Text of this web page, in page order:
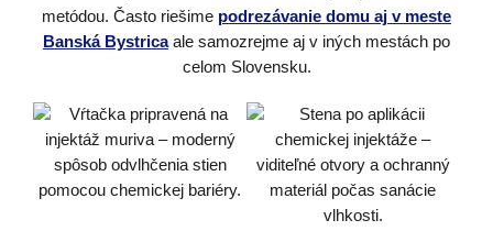
metódou. Často riešime podrezávanie domu aj v meste
Banská Bystricaale samozrejme aj v iných mestách po
celom Slovensku.